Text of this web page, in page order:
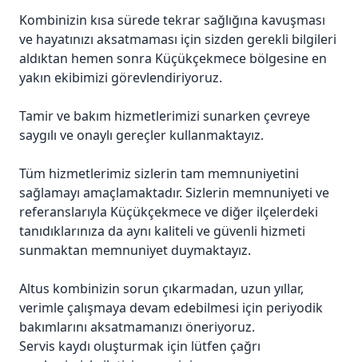
Kombinizin kısa sürede tekrar sağlığına kavuşması
ve hayatınızı aksatmaması için sizden gerekli bilgileri
aldıktan hemen sonra Küçükçekmece bölgesine en
yakın ekibimizi görevlendiriyoruz.
Tamir ve bakım hizmetlerimizi sunarken çevreye
saygılı ve onaylı gereçler kullanmaktayız.
Tüm hizmetlerimiz sizlerin tam memnuniyetini
sağlamayı amaçlamaktadır. Sizlerin memnuniyeti ve
referanslarıyla Küçükçekmece ve diğer ilçelerdeki
tanıdıklarınıza da aynı kaliteli ve güvenli hizmeti
sunmaktan memnuniyet duymaktayız.
Altus kombinizin sorun çıkarmadan, uzun yıllar,
verimle çalışmaya devam edebilmesi için periyodik
bakımlarını aksatmamanızı öneriyoruz.
Servis kaydı oluşturmak için lütfen çağrı